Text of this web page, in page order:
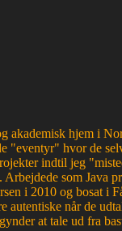
akademisk hjem i
hvor de
indtil jeg
som Java
i 2010 og bosat i
når de
at tale ud fra